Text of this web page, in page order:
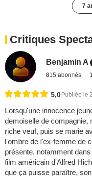
7
Critiques
Benjamin A
815 abonnés
5,0 Publiée le
Lorsqu'une innocence
demoiselle de compagnie,
riche veuf, puis se marie
l'ombre de l'ex-femme de
présente, notamment
film américain d'Alfred
que ça puisse paraître,